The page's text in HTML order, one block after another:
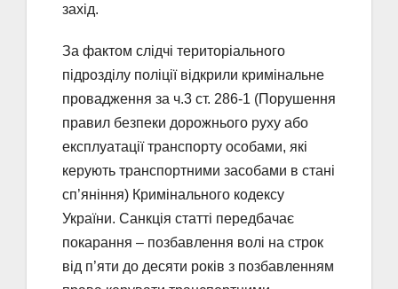
захід.
За фактом слідчі територіального
підрозділу поліції відкрили кримінальне
провадження за ч.3 ст. 286-1 (Порушення
правил безпеки дорожнього руху або
експлуатації транспорту особами, які
керують транспортними засобами в стані
сп’яніння) Кримінального кодексу
України. Санкція статті передбачає
покарання – позбавлення волі на строк
від п’яти до десяти років з позбавленням